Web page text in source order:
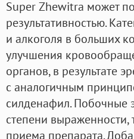
Super Zhewitra может
результативностью.
и алкоголя в больших
улучшения
органов, в результате
с аналогичным
силденафил. Побочные
степени
приема препарата.